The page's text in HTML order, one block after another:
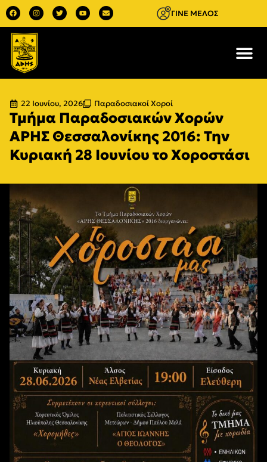
ΓΙΝΕ ΜΕΛΟΣ
22 Ιουνίου, 2026 Παραδοσιακοί Χοροί
Τμήμα Παραδοσιακών Χορών
ΑΡΗΣ Θεσσαλονίκης 2016: Την
Κυριακή 28 Ιουνίου το Χοροστάσι